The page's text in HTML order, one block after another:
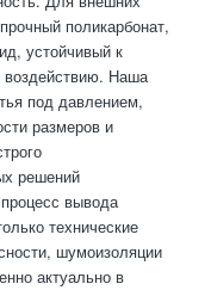
поликарбонат,
устойчивый к
воздействию. Наша
под давлением,
размеров и
решений
вывода
технические
шумоизоляции
актуально в